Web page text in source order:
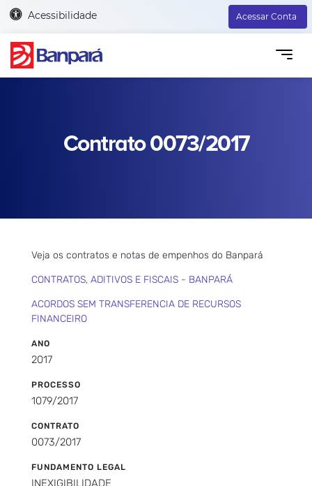
Acessibilidade Acessar Conta
Contrato 0073/2017
Veja os contratos e notas de empenhos do Banpará
CONTRATOS, ADITIVOS E FISCAIS - BANPARÁ
ACORDOS SEM TRANSFERENCIA DE RECURSOS
FINANCEIRO
ANO
2017
PROCESSO
1079/2017
CONTRATO
0073/2017
FUNDAMENTO LEGAL
INEXIGIBILIDADE